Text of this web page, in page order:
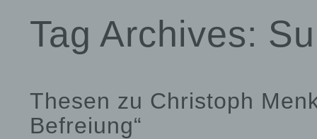
Tag Archives:
Thesen zu Christoph
Befreiung“